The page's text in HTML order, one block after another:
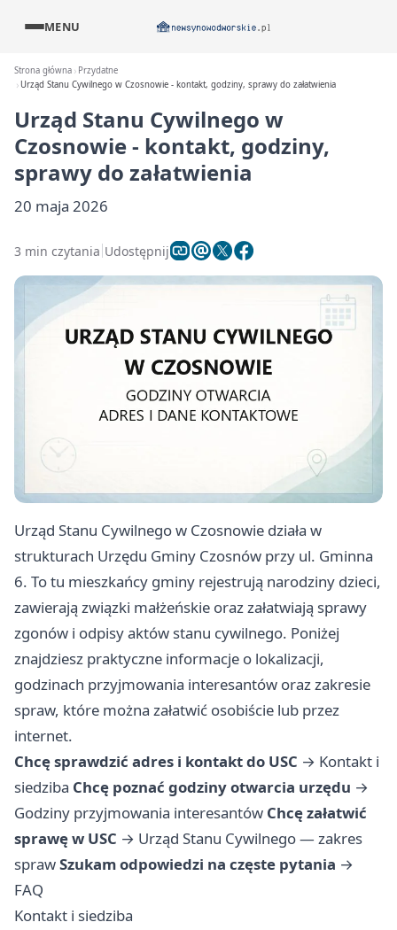
MENU
Strona główna
Przydatne
Urząd Stanu Cywilnego w Czosnowie - kontakt, godziny, sprawy do załatwienia
Urząd Stanu Cywilnego w
Czosnowie - kontakt, godziny,
sprawy do załatwienia
20 maja 2026
3 min czytania Udostępnij
Urząd Stanu Cywilnego w Czosnowie działa w
strukturach Urzędu Gminy Czosnów przy ul. Gminna
6. To tu mieszkańcy gminy rejestrują narodziny dzieci,
zawierają związki małżeńskie oraz załatwiają sprawy
zgonów i odpisy aktów stanu cywilnego. Poniżej
znajdziesz praktyczne informacje o lokalizacji,
godzinach przyjmowania interesantów oraz zakresie
spraw, które można załatwić osobiście lub przez
internet.
Chcę sprawdzić adres i kontakt do USC → Kontakt i
siedziba Chcę poznać godziny otwarcia urzędu →
Godziny przyjmowania interesantów Chcę załatwić
sprawę w USC → Urząd Stanu Cywilnego — zakres
sprawSzukam odpowiedzi na częste pytania →
FAQ
Kontakt i siedziba